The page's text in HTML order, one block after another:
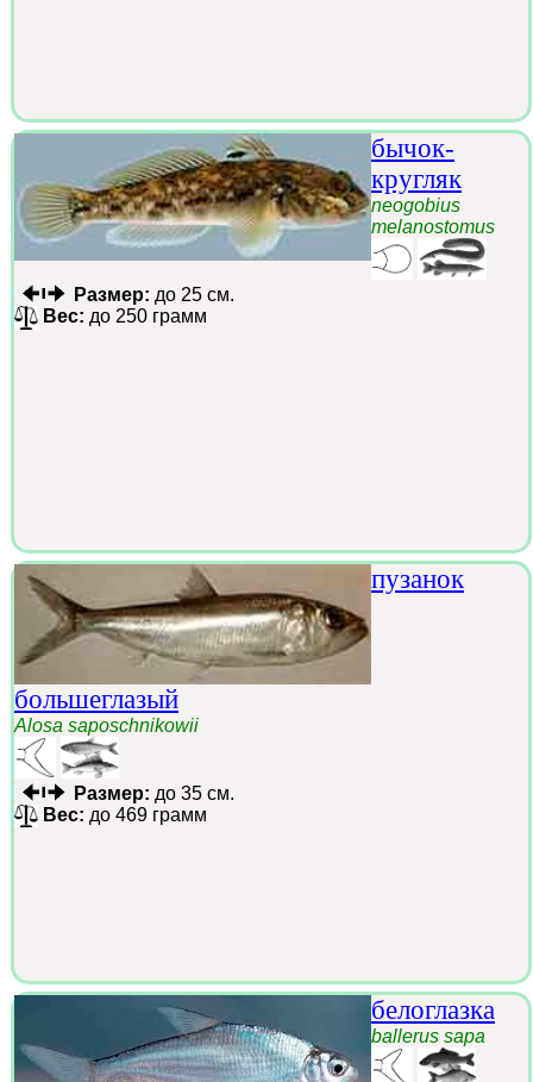
бычок-
кругляк
neogobius
melanostomus
Размер: до 25 см.
Вес: до 250 грамм
пузанок
большеглазый
Alosa saposchnikowii
Размер: до 35 см.
Вес: до 469 грамм
белоглазка
ballerus sapa